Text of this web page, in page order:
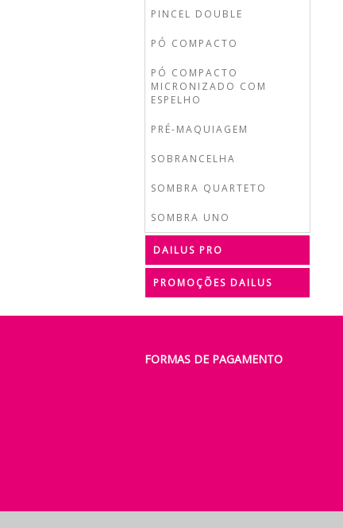
PINCEL DOUBLE
PÓ COMPACTO
PÓ COMPACTO
MICRONIZADO COM
ESPELHO
PRÉ-MAQUIAGEM
SOBRANCELHA
SOMBRA QUARTETO
SOMBRA UNO
DAILUS PRO
PROMOÇÕES DAILUS
FORMAS DE PAGAMENTO